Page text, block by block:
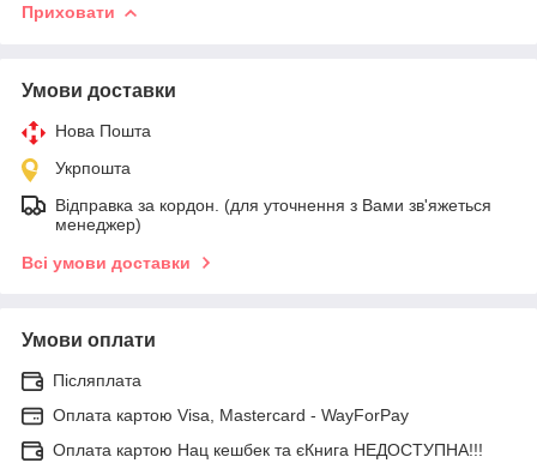
Приховати
Умови доставки
Нова Пошта
Укрпошта
Відправка за кордон. (для уточнення з Вами зв'яжеться
менеджер)
Всі умови доставки
Умови оплати
Післяплата
Оплата картою Visa, Mastercard - WayForPay
Оплата картою Нац кешбек та єКнига НЕДОСТУПНА!!!